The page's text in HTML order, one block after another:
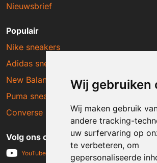
Wij gebruiken
Wij maken gebruik
andere tracking-
uw surfervaring op
te verbeteren, om
gepersonaliseerde
Nieuwsbrief
Populair
Nike sneakers
Adidas sneakers
New Balance sneakers
Puma sneakers
Converse sneakers
Volg ons op social media
YouTube